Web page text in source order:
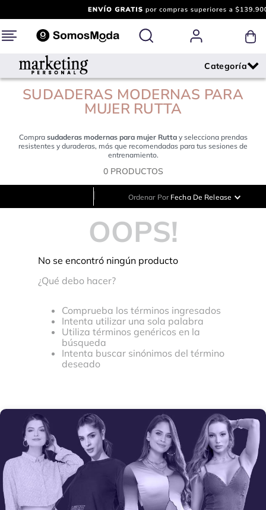
SUDADERAS MODERNAS PARA
MUJER RUTTA
Compra sudaderas modernas para mujer Ruttay selecciona prendas
resistentes y duraderas, más que recomendadas para tus sesiones de
entrenamiento.
0 PRODUCTOS
| Ordenar Por Fecha De Release
OOPS!
No se encontró ningún producto
¿Qué debo hacer?
Comprueba los términos ingresados
Intenta utilizar una sola palabra
Utiliza términos genéricos en la
búsqueda
Intenta buscar sinónimos del término
deseado